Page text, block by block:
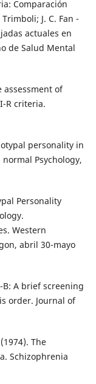
Comparación
J. C. Fan -
actuales en
de Salud Mental
assessment of
R criteria.
personality in
Psychology,
Personality
Western
abril 30-mayo
B: A brief screening
order. Journal of
The
Schizophrenia